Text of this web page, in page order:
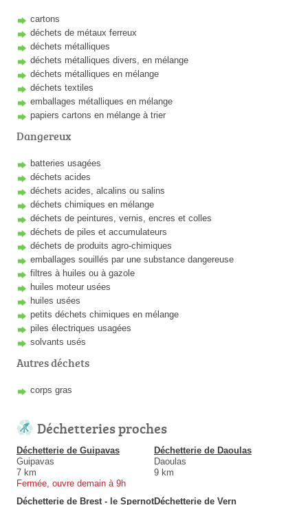
cartons
déchets de métaux ferreux
déchets métalliques
déchets métalliques divers, en mélange
déchets métalliques en mélange
déchets textiles
emballages métalliques en mélange
papiers cartons en mélange à trier
Dangereux
batteries usagées
déchets acides
déchets acides, alcalins ou salins
déchets chimiques en mélange
déchets de peintures, vernis, encres et colles
déchets de piles et accumulateurs
déchets de produits agro-chimiques
emballages souillés par une substance dangereuse
filtres à huiles ou à gazole
huiles moteur usées
huiles usées
petits déchets chimiques en mélange
piles électriques usagées
solvants usés
Autres déchets
corps gras
Déchetteries proches
Déchetterie de Guipavas
Guipavas
7 km
Fermée, ouvre demain à 9h
Déchetterie de Daoulas
Daoulas
9 km
Déchetterie de Brest - le SpernotDéchetterie de Vern